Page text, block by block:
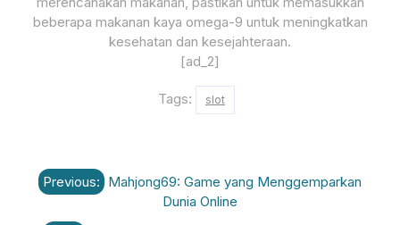
beberapa makanan kaya omega-9 untuk meningkatkan
kesehatan dan kesejahteraan.
[ad_2]
Tags: slot
Post
navigation
Previous: Mahjong69: Game yang Menggemparkan
Dunia Online